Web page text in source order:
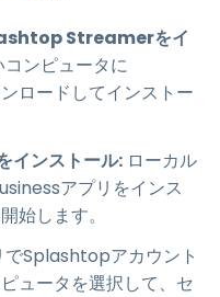
Streamerをイ
ンピュータに
ロードしてインストー
ンストール: ローカル
アプリをインス
始します。
でSplashtopアカウント
ュータを選択して、セ